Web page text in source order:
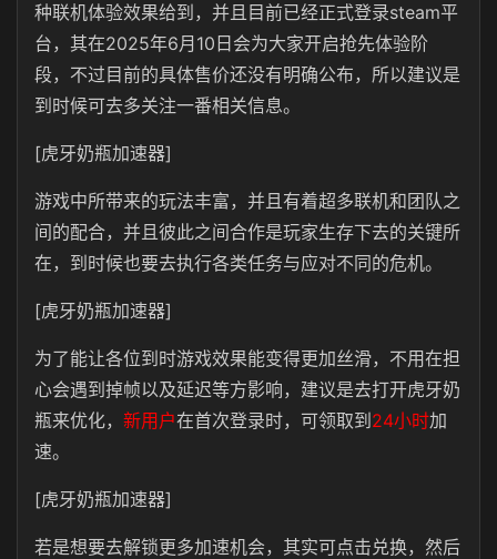
种联机体验效果给到，并且目前已经正式登录steam平
台，其在2025年6月10日会为大家开启抢先体验阶
段，不过目前的具体售价还没有明确公布，所以建议是
到时候可去多关注一番相关信息。
[虎牙奶瓶加速器]
游戏中所带来的玩法丰富，并且有着超多联机和团队之
间的配合，并且彼此之间合作是玩家生存下去的关键所
在，到时候也要去执行各类任务与应对不同的危机。
[虎牙奶瓶加速器]
为了能让各位到时游戏效果能变得更加丝滑，不用在担
心会遇到掉帧以及延迟等方影响，建议是去打开虎牙奶
瓶来优化， 新用户在首次登录时，可领取到 24小时加
速。
[虎牙奶瓶加速器]
若是想要去解锁更多加速机会，其实可点击兑换，然后